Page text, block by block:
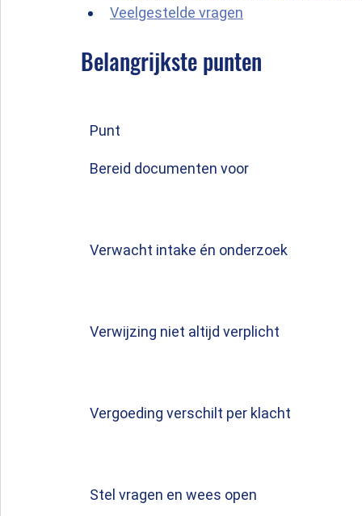
Veelgestelde vragen
Belangrijkste punten
Punt
Bereid documenten voor
Verwacht intake én onderzoek
Verwijzing niet altijd verplicht
Vergoeding verschilt per klacht
Stel vragen en wees open